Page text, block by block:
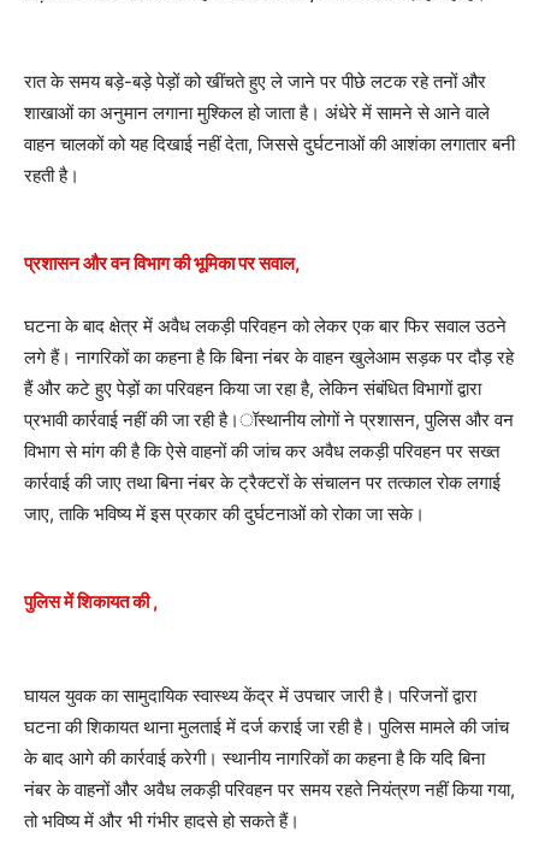
रात के समय बड़े-बड़े पेड़ों को खींचते हुए ले जाने पर पीछे लटक रहे तनों और
शाखाओं का अनुमान लगाना मुश्किल हो जाता है। अंधेरे में सामने से आने वाले
वाहन चालकों को यह दिखाई नहीं देता, जिससे दुर्घटनाओं की आशंका लगातार बनी
रहती है।
प्रशासन और वन विभाग की भूमिका पर सवाल,
घटना के बाद क्षेत्र में अवैध लकड़ी परिवहन को लेकर एक बार फिर सवाल उठने
लगे हैं। नागरिकों का कहना है कि बिना नंबर के वाहन खुलेआम सड़क पर दौड़ रहे
हैं और कटे हुए पेड़ों का परिवहन किया जा रहा है, लेकिन संबंधित विभागों द्वारा
प्रभावी कार्रवाई नहीं की जा रही है।ॉस्थानीय लोगों ने प्रशासन, पुलिस और वन
विभाग से मांग की है कि ऐसे वाहनों की जांच कर अवैध लकड़ी परिवहन पर सख्त
कार्रवाई की जाए तथा बिना नंबर के ट्रैक्टरों के संचालन पर तत्काल रोक लगाई
जाए, ताकि भविष्य में इस प्रकार की दुर्घटनाओं को रोका जा सके।
पुलिस में शिकायत की ,
घायल युवक का सामुदायिक स्वास्थ्य केंद्र में उपचार जारी है। परिजनों द्वारा
घटना की शिकायत थाना मुलताई में दर्ज कराई जा रही है। पुलिस मामले की जांच
के बाद आगे की कार्रवाई करेगी। स्थानीय नागरिकों का कहना है कि यदि बिना
नंबर के वाहनों और अवैध लकड़ी परिवहन पर समय रहते नियंत्रण नहीं किया गया,
तो भविष्य में और भी गंभीर हादसे हो सकते हैं।